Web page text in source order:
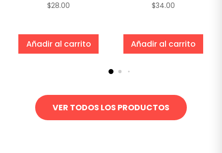
$28.00
Añadir al carrito
$34.00
Añadir al carrito
VER TODOS LOS PRODUCTOS